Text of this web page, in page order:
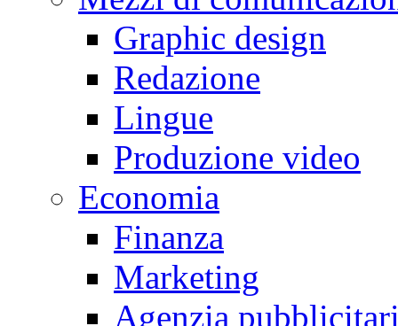
Graphic design
Redazione
Lingue
Produzione video
Economia
Finanza
Marketing
Agenzia